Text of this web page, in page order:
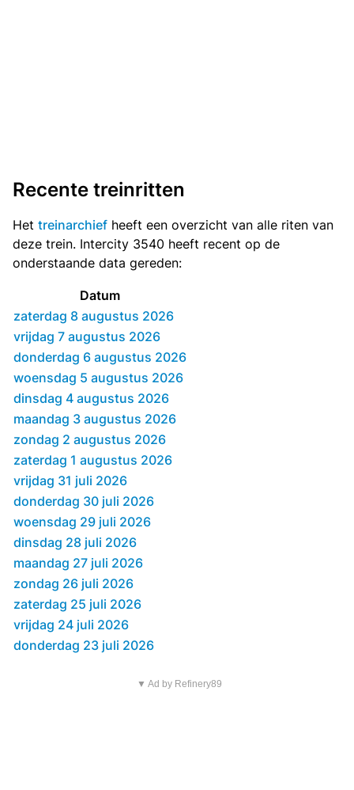
Recente treinritten
Het treinarchief heeft een overzicht van alle riten van
deze trein. Intercity 3540 heeft recent op de
onderstaande data gereden:
Datum
zaterdag 8 augustus 2026
vrijdag 7 augustus 2026
donderdag 6 augustus 2026
woensdag 5 augustus 2026
dinsdag 4 augustus 2026
maandag 3 augustus 2026
zondag 2 augustus 2026
zaterdag 1 augustus 2026
vrijdag 31 juli 2026
donderdag 30 juli 2026
woensdag 29 juli 2026
dinsdag 28 juli 2026
maandag 27 juli 2026
zondag 26 juli 2026
zaterdag 25 juli 2026
vrijdag 24 juli 2026
donderdag 23 juli 2026
▼ Ad by Refinery89